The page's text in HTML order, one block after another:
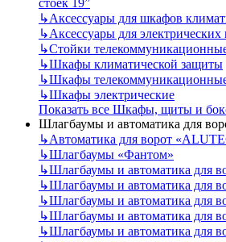
стоек 19”
↳Аксессуары для шкафов
↳Аксессуары для
↳Стойки
↳Шкафы климатической защиты
↳Шкафы
↳Шкафы электрические
Показать все Шкафы, щиты и
Шлагбаумы и автоматика для
↳Автоматика для ворот
↳Шлагбаумы «Фантом»
↳Шлагбаумы и автоматика для
↳Шлагбаумы и автоматика для
↳Шлагбаумы и автоматика для
↳Шлагбаумы и автоматика для
↳Шлагбаумы и автоматика для